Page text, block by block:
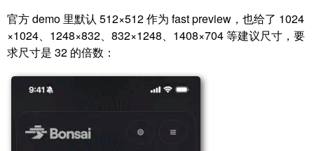
官方 demo 里默认 512×512 作为 fast preview，也给了 1024
×1024、1248×832、832×1248、1408×704 等建议尺寸，要
求尺寸是 32 的倍数：